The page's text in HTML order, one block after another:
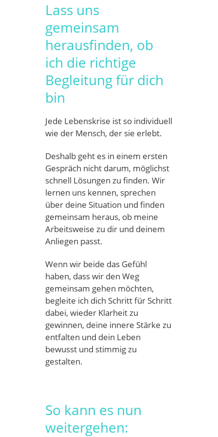
Lass uns
gemeinsam
herausfinden, ob
ich die richtige
Begleitung für dich
bin
Jede Lebenskrise ist so individuell
wie der Mensch, der sie erlebt.
Deshalb geht es in einem ersten
Gespräch nicht darum, möglichst
schnell Lösungen zu finden. Wir
lernen uns kennen, sprechen
über deine Situation und finden
gemeinsam heraus, ob meine
Arbeitsweise zu dir und deinem
Anliegen passt.
Wenn wir beide das Gefühl
haben, dass wir den Weg
gemeinsam gehen möchten,
begleite ich dich Schritt für Schritt
dabei, wieder Klarheit zu
gewinnen, deine innere Stärke zu
entfalten und dein Leben
bewusst und stimmig zu
gestalten.
So kann es nun
weitergehen: